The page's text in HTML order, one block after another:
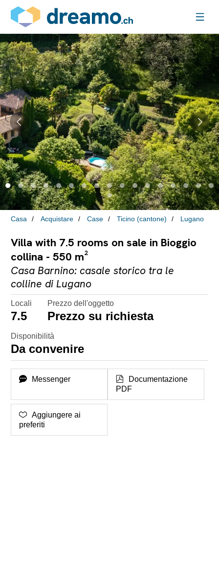
Casa Acquistare Case Ticino (cantone) Lugano
Villa with 7.5 rooms on sale in Bioggio
collina - 550 m²
Casa Barnino: casale storico tra le
colline di Lugano
Locali
7.5
Prezzo dell'oggetto
Prezzo su richiesta
Disponibilità
Da convenire
Messenger
Documentazione
PDF
Aggiungere ai
preferiti